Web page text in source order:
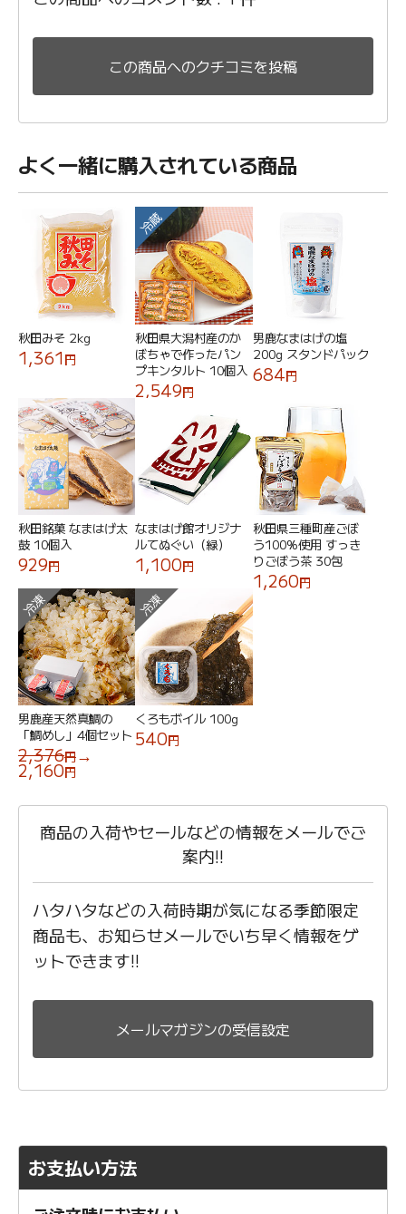
この商品へのクチコミを投稿
よく一緒に購入されている商品
秋田みそ 2kg
1,361円
秋田県大潟村産のか
ぼちゃで作ったパン
プキンタルト 10個入
2,549円
冷蔵
男鹿なまはげの塩
200g スタンドパック
684円
秋田銘菓 なまはげ太
鼓 10個入
929円
なまはげ館オリジナ
ルてぬぐい（緑）
1,100円
秋田県三種町産ごぼ
う100%使用 すっき
りごぼう茶 30包
1,260円
男鹿産天然真鯛の
「鯛めし」4個セット
2,376円→
2,160円
冷凍
くろもボイル 100g
540円
冷凍
商品の入荷やセールなどの情報をメールでご
案内!!
ハタハタなどの入荷時期が気になる季節限定
商品も、お知らせメールでいち早く情報をゲ
ットできます!!
メールマガジンの受信設定
お支払い方法